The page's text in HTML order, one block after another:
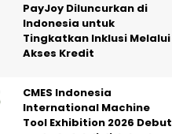
PayJoy Diluncurkan di
Indonesia untuk
Tingkatkan Inklusi Melalui
Akses Kredit
CMES Indonesia
International Machine
Tool Exhibition 2026 Debut